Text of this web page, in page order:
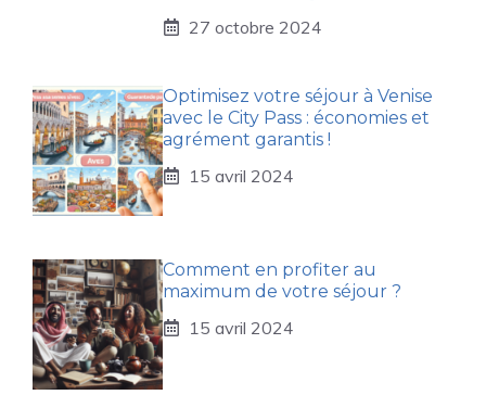
27 octobre 2024
Optimisez votre séjour à Venise
avec le City Pass : économies et
agrément garantis !
15 avril 2024
Comment en profiter au
maximum de votre séjour ?
15 avril 2024